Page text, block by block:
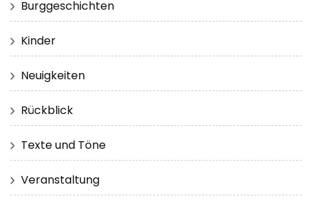
Burggeschichten
Kinder
Neuigkeiten
Rückblick
Texte und Töne
Veranstaltung